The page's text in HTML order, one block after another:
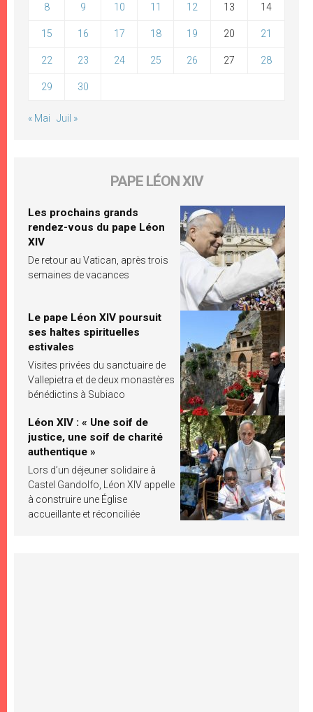
8 9 10 11 12 13 14
15 16 17 18 19 20 21
22 23 24 25 26 27 28
29 30
« Mai Juil »
PAPE LÉON XIV
Les prochains grands
rendez-vous du pape Léon
XIV
De retour au Vatican, après trois
semaines de vacances
Le pape Léon XIV poursuit
ses haltes spirituelles
estivales
Visites privées du sanctuaire de
Vallepietra et de deux monastères
bénédictins à Subiaco
Léon XIV : « Une soif de
justice, une soif de charité
authentique »
Lors d’un déjeuner solidaire à
Castel Gandolfo, Léon XIV appelle
à construire une Église
accueillante et réconciliée